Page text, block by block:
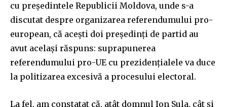
cu președintele Republicii Moldova, unde s-a
discutat despre organizarea referendumului pro-
european, că acești doi președinți de partid au
avut același răspuns: suprapunerea
referendumului pro-UE cu prezidențialele va duce
la politizarea excesivă a procesului electoral.
La fel, am constatat că, atât domnul Ion Sula, cât și